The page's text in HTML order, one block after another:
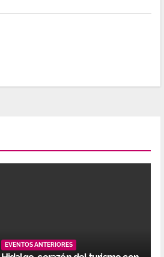
EVENTOS ANTERIORES